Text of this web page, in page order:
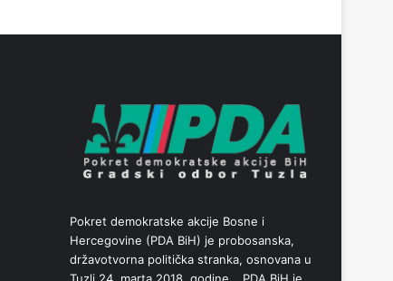
Pokret demokratske akcije Bosne i
Hercegovine (PDA BiH) je probosanska,
državotvorna politička stranka, osnovana u